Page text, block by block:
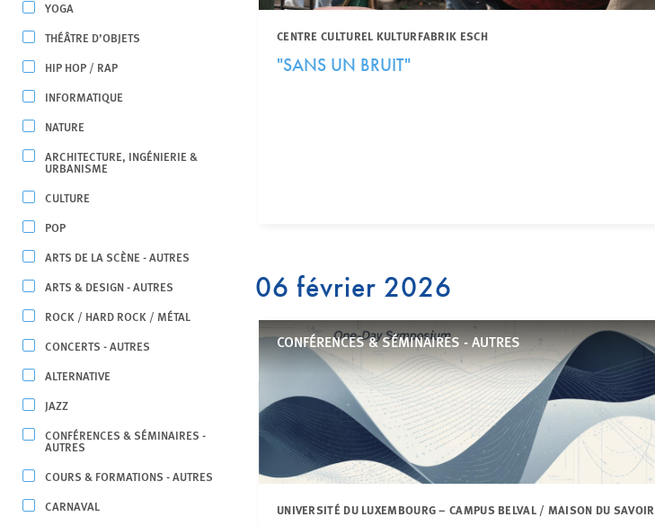
YOGA
THÉÂTRE D’OBJETS
HIP HOP / RAP
INFORMATIQUE
NATURE
ARCHITECTURE, INGÉNIERIE &
URBANISME
CULTURE
POP
ARTS DE LA SCÈNE - AUTRES
ARTS & DESIGN - AUTRES
ROCK / HARD ROCK / MÉTAL
CONCERTS - AUTRES
ALTERNATIVE
JAZZ
CONFÉRENCES & SÉMINAIRES -
AUTRES
COURS & FORMATIONS - AUTRES
CARNAVAL
CENTRE CULTUREL KULTURFABRIK ESCH
"SANS UN BRUIT"
06 février 2026
CONFÉRENCES & SÉMINAIRES - AUTRES
UNIVERSITÉ DU LUXEMBOURG – CAMPUS BELVAL / MAISON DU SAVOIR